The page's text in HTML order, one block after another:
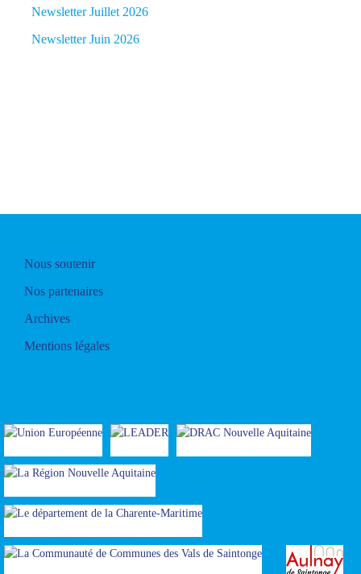
Newsletter Juillet 2026
Newsletter Juin 2026
Nous soutenir
Nos partenaires
Archives
Mentions légales